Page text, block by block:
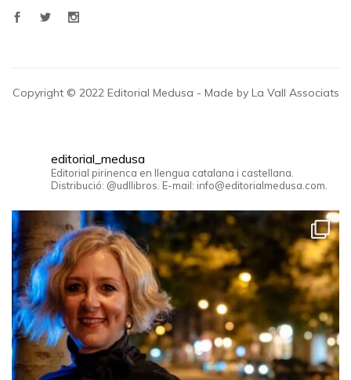
Copyright © 2022 Editorial Medusa - Made by La Vall Associats
editorial_medusa
Editorial pirinenca en llengua catalana i castellana.
Distribució: @udllibros. E-mail: info@editorialmedusa.com.